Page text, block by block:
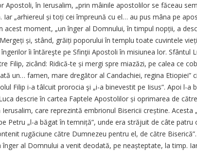
Apostoli, în Ierusalim, „prin mâinile apostolilor se făceau
Iar „arhiereul și toți cei împreună cu el… au pus mâna pe
acest moment, „un înger al Domnului, în timpul nopții, a
și, stând, grăiți poporului în templu toate cuvintele
îi întăreşte pe Sfinţii Apostoli în misiunea lor. Sfântul
Filip, zicând: Ridică-te și mergi spre miazăzi, pe calea ce
un… famen, mare dregător al Candachiei, regina Etiopiei”
Filip i-a tâlcuit prorocia şi „i-a binevestit pe Iisus”. Apoi l-a
descrie în cartea Faptele Apostolilor și oprimarea de
care reprezintă embrionul Bisericii creștine. Acesta
Petru „l-a băgat în temniță”, unde era străjuit de câte patru
rugăciune către Dumnezeu pentru el, de către
înger al Domnului a venit deodată, pe neașteptate, la timp.